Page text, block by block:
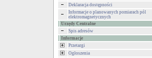
Deklaracja dostępności
Informacje o planowanych pomiarach pól
elektromagnetycznych
Urzędy Centralne
Spis adresów
Informacje
Przetargi
Ogłoszenia